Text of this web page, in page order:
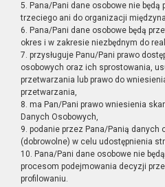
5. Pana/Pani dane osobowe nie będą
trzeciego ani do organizacji
6. Pana/Pani dane osobowe będą
okres i w zakresie niezbędnym do
7. przysługuje Panu/Pani prawo
osobowych oraz ich sprostowania,
przetwarzania lub prawo do
przetwarzania,
8. ma Pan/Pani prawo wniesienia
Danych Osobowych,
9. podanie przez Pana/Panią
(dobrowolne) w celu udostępnienia
10. Pana/Pani dane osobowe nie
procesom podejmowania decyzji
profilowaniu.